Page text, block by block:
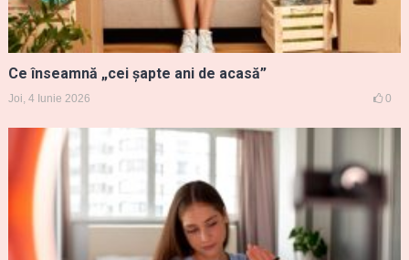
Ce înseamnă „cei șapte ani de acasă”
Joi, 4 Iunie 2026 0